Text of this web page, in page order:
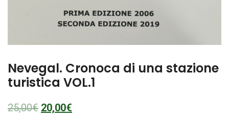
Nevegal. Cronoca di una stazione
turistica VOL.1
25,00€ 20,00€